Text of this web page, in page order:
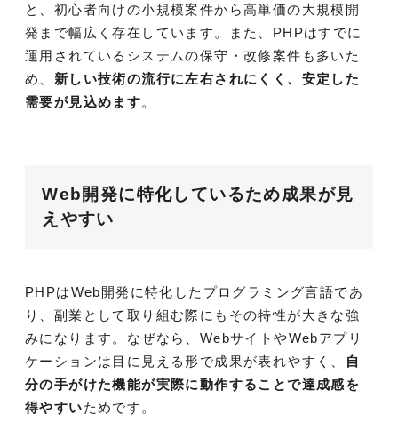
と、初心者向けの小規模案件から高単価の大規模開
発まで幅広く存在しています。また、PHPはすでに
運用されているシステムの保守・改修案件も多いた
め、 新しい技術の流行に左右されにくく、安定した
需要が見込めます。
Web開発に特化しているため成果が見
えやすい
PHPはWeb開発に特化したプログラミング言語であ
り、副業として取り組む際にもその特性が大きな強
みになります。なぜなら、WebサイトやWebアプリ
ケーションは目に見える形で成果が表れやすく、
自
分の手がけた機能が実際に動作することで達成感を
得やすいためです。